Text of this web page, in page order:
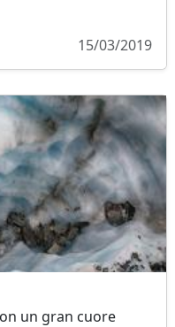
15/03/2019
un gran cuore